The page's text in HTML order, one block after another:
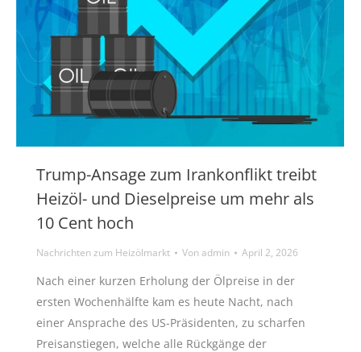
Trump-Ansage zum Irankonflikt treibt
Heizöl- und Dieselpreise um mehr als
10 Cent hoch
Nachrichten zum Heizölmarkt Vonadmin April 2, 2026
Nach einer kurzen Erholung der Ölpreise in der
ersten Wochenhälfte kam es heute Nacht, nach
einer Ansprache des US-Präsidenten, zu scharfen
Preisanstiegen, welche alle Rückgänge der